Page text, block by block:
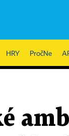
HRY PročNe